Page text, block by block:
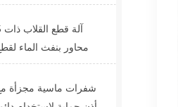
الرافعة التلسكوبية
الرافعة
محاور بنفث الماء
الأحجار
شفرات ماسية مجزأة